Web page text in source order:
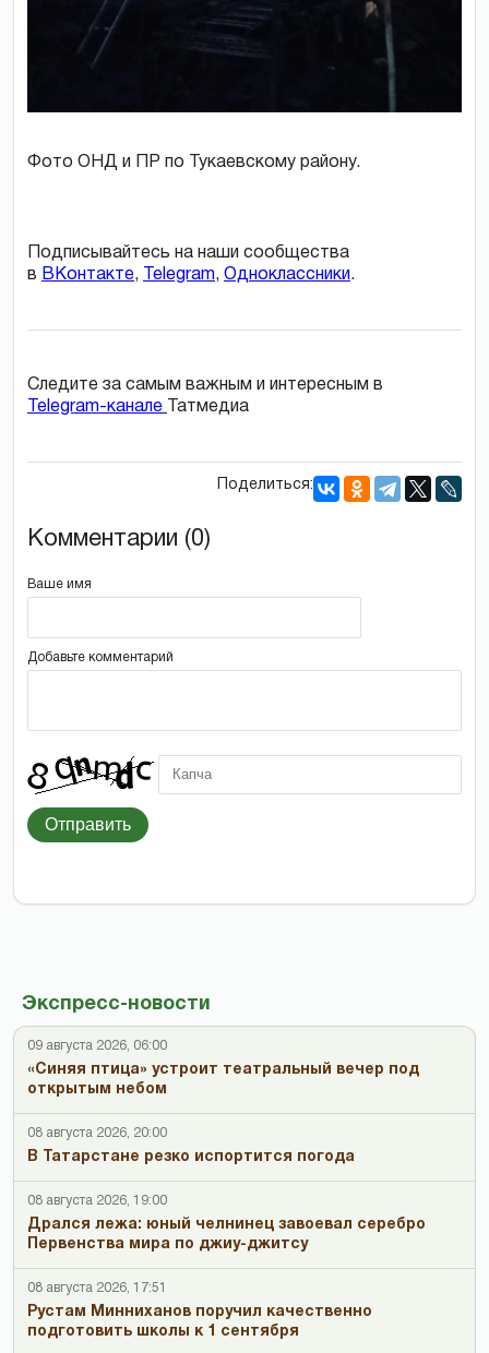
Экспресс-новости
09 августа 2026, 06:00
«Синяя птица» устроит театральный вечер под
открытым небом
08 августа 2026, 20:00
В Татарстане резко испортится погода
08 августа 2026, 19:00
Дрался лежа: юный челнинец завоевал серебро
Первенства мира по джиу-джитсу
08 августа 2026, 17:51
Рустам Минниханов поручил качественно
подготовить школы к 1 сентября
Фото ОНД и ПР по Тукаевскому району.
Подписывайтесь на наши сообщества
в ВКонтакте, Telegram, Одноклассники.
Следите за самым важным и интересным в
Telegram-канале
Татмедиа
Поделиться:
Комментарии (0)
Ваше имя
Добавьте комментарий
Отправить